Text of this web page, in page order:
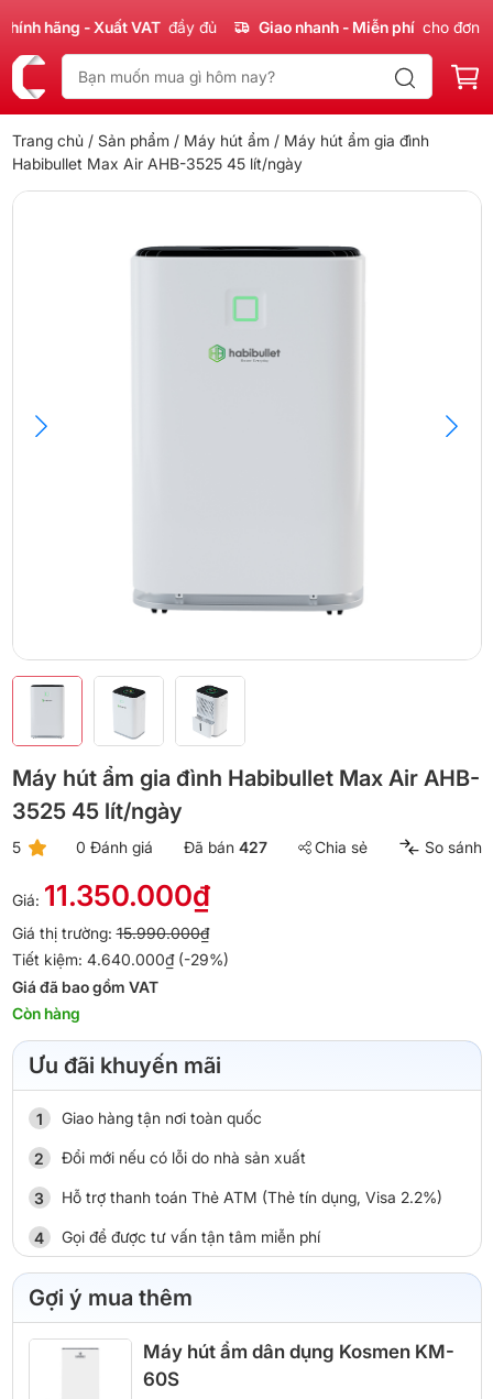
hãng - Xuất VAT đầy đủ Giao nhanh - Miễn phí cho đơn
Trang chủ / Sản phẩm / Máy hút ẩm / Máy hút ẩm gia đình
Habibullet Max Air AHB-3525 45 lít/ngày
Máy hút ẩm gia đình Habibullet Max Air AHB-
3525 45 lít/ngày
5 0 Đánh giá Đã bán 427 Chia sẻ So sánh
Giá: 11.350.000₫
Giá thị trường:15.990.000₫
Tiết kiệm: 4.640.000₫ (-29%)
Giá đã bao gồm VAT
Còn hàng
Ưu đãi khuyến mãi
Giao hàng tận nơi toàn quốc
Đổi mới nếu có lỗi do nhà sản xuất
Hỗ trợ thanh toán Thẻ ATM (Thẻ tín dụng, Visa 2.2%)
Gọi để được tư vấn tận tâm miễn phí
Gợi ý mua thêm
Máy hút ẩm dân dụng Kosmen KM-
60S